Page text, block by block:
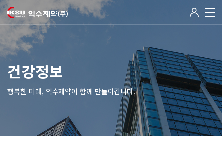
건강정보
행복한 미래, 익수제약이 함께 만들어갑니다.